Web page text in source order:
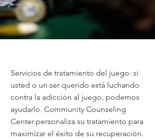
Servicios de tratamiento del juego: si
usted o un ser querido está luchando
contra la adicción al juego, podemos
ayudarlo. Community Counseling
Center personaliza su tratamiento para
maximizar el éxito de su recuperación.